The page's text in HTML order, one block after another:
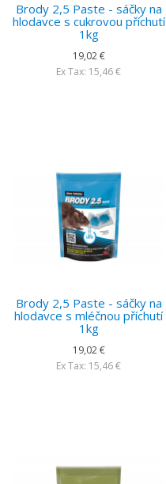
Brody 2,5 Paste - sáčky na
hlodavce s cukrovou příchutí
1kg
19,02 €
Ex Tax: 15,46 €
Brody 2,5 Paste - sáčky na
hlodavce s mléčnou příchutí
1kg
19,02 €
Ex Tax: 15,46 €